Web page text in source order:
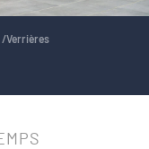
Verrières